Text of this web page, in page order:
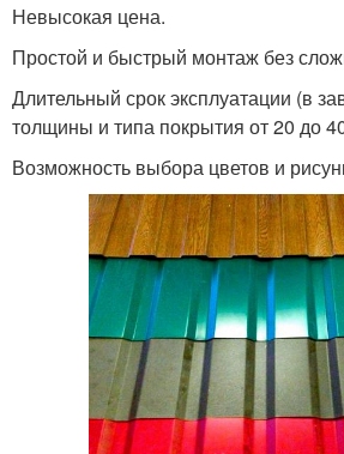
Невысокая цена.
Простой и быстрый монтаж без
Длительный срок эксплуатации (в
толщины и типа покрытия от 20 до
Возможность выбора цветов и